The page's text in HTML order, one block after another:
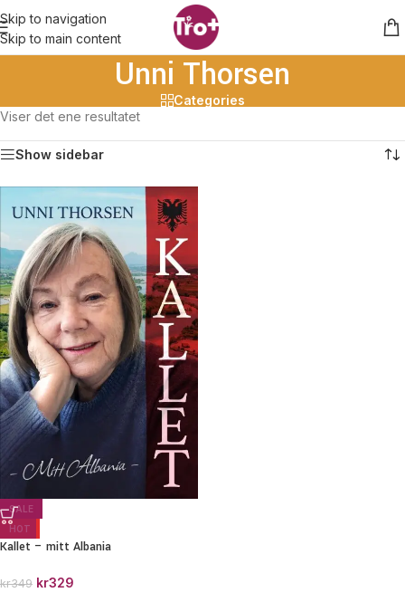
Skip to navigation
Skip to main content
Unni Thorsen
Categories
Viser det ene resultatet
Show sidebar
SALE
HOT
Kallet – mitt Albania
kr349 kr329